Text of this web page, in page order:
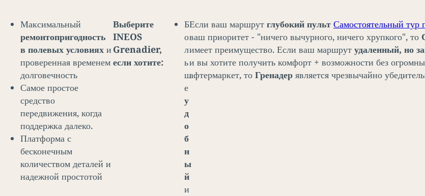
Максимальный
ремонтопригодность
в полевых условиях и
проверенная временем
долговечность
Самое простое
средство
передвижения, когда
поддержка далеко.
Платформа с
бесконечным
количеством деталей и
надежной простотой
Выберите
INEOS
Grenadier,
если хотите:
Б
о
л
ь
ш
е
у
д
о
б
н
ы
й
и
Если ваш маршрут глубокий пульт Самостоятельный
ваш приоритет - "ничего вычурного, ничего хрупкого", то
имеет преимущество. Если ваш маршрут удаленный, но
и вы хотите получить комфорт + возможности без
афтермаркет, то Гренадер является чрезвычайно